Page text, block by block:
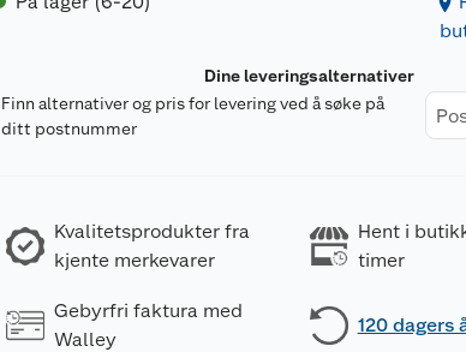
Dine leveringsalternativer
Finn alternativer og pris for levering ved å søke på
ditt postnummer
Kvalitetsprodukter fra
kjente merkevarer
Hent i
timer
Gebyrfri faktura med
Walley
120 dagers